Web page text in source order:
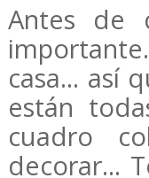
Antes de
casa... así
están
cuadro
decorar...